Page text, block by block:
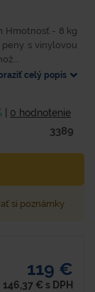
Hmotnosť - 8 kg
peny s vinylovou
celý popis
0 hodnotenie
3389
si poznámky
119 €
146,37 € s DPH